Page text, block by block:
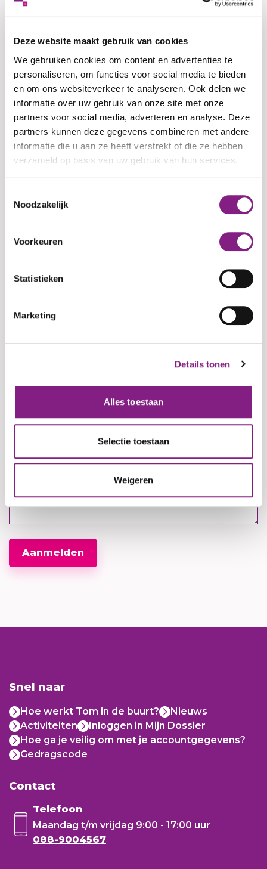
Deze website maakt gebruik van cookies
We gebruiken cookies om content en advertenties te
personaliseren, om functies voor social media te bieden
en om ons websiteverkeer te analyseren. Ook delen we
informatie over uw gebruik van onze site met onze
partners voor social media, adverteren en analyse. Deze
partners kunnen deze gegevens combineren met andere
informatie die u aan ze heeft verstrekt of die ze hebben
verzameld op basis van uw gebruik van hun services.
Noodzakelijk
Voorkeuren
Statistieken
Marketing
Details tonen
Alles toestaan
Selectie toestaan
Weigeren
Naam
Jouw e-mailadres
Jouw telefoonnummer
Postcode
(Optioneel)
Heb je nog een vraag of bericht over de (Optioneel)
Aanmelden
Snel naar
Hoe werkt Tom in de buurt?
Nieuws
Activiteiten
Inloggen in Mijn Dossier
Hoe ga je veilig om met je accountgegevens?
Gedragscode
Contact
Telefoon
Maandag t/m vrijdag 9:00 - 17:00 uur
088-9004567